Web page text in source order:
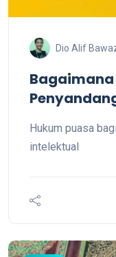
Dio Alif
Bagaimana
Hukum puasa
intelektual